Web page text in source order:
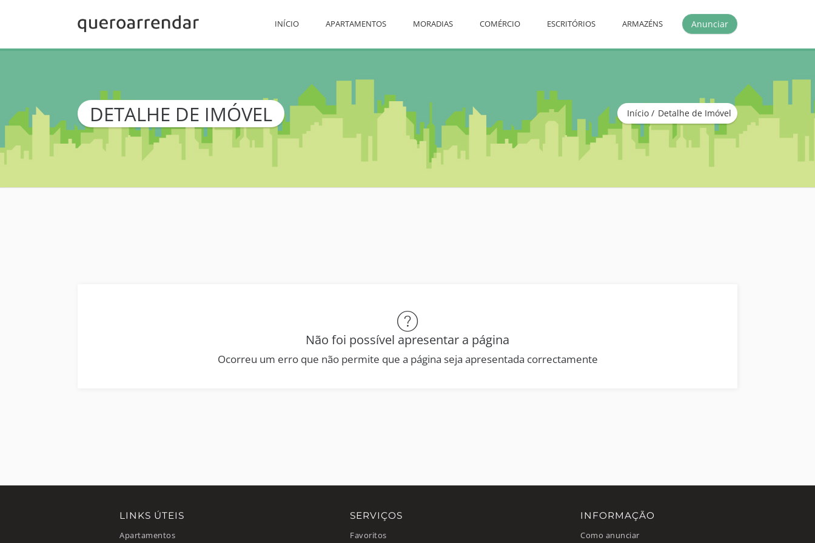
Anunciar
INÍCIO APARTAMENTOS MORADIAS COMÉRCIO ESCRITÓRIOS ARMAZÉNS
DETALHE DE IMÓVEL Início Detalhe de Imóvel
Não foi possível apresentar a página
Ocorreu um erro que não permite que a página seja apresentada correctamente
LINKS ÚTEIS
Apartamentos
SERVIÇOS
Favoritos
INFORMAÇÃO
Como anunciar